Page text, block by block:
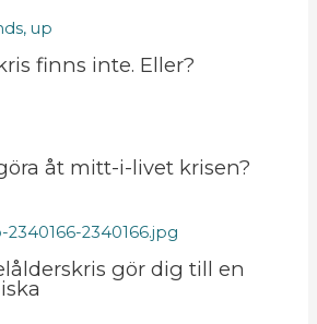
finns inte. Eller?
åt mitt-i-livet krisen?
gör dig till en